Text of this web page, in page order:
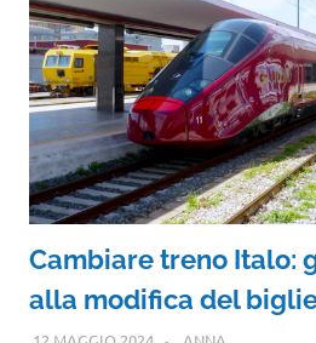
Cambiare treno Italo:
alla modifica del